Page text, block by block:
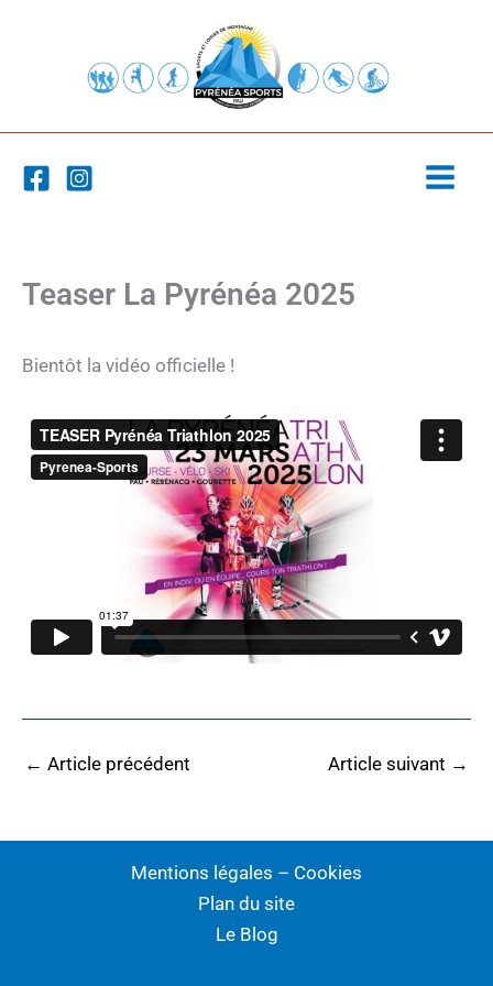
Teaser La Pyrénéa 2025
Bientôt la vidéo officielle !
← Article précédent Article suivant →
Mentions légales – Cookies
Plan du site
Le Blog